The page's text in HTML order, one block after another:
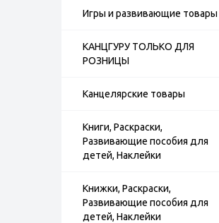
Игры и развивающие товары
КАНЦГУРУ ТОЛЬКО ДЛЯ
РОЗНИЦЫ
Канцелярские товары
Книги, Раскраски,
Развивающие пособия для
детей, Наклейки
Книжки, Раскраски,
Развивающие пособия для
детей, Наклейки